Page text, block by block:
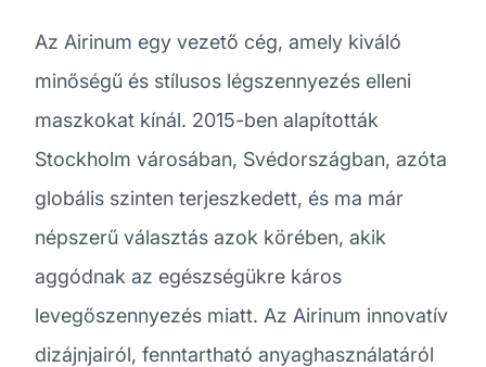
Az Airinum egy vezető cég, amely kiváló
minőségű és stílusos légszennyezés elleni
maszkokat kínál. 2015-ben alapították
Stockholm városában, Svédországban, azóta
globális szinten terjeszkedett, és ma már
népszerű választás azok körében, akik
aggódnak az egészségükre káros
levegőszennyezés miatt. Az Airinum innovatív
dizájnjairól, fenntartható anyaghasználatáról